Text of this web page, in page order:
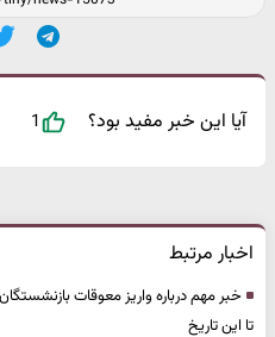
آیا این خبر مفید بود؟ 1
اخبار مرتبط
خبر مهم درباره واریز معوقات
تا این تاریخ